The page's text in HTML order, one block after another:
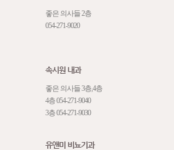
좋은 의사들 2층
054-271-9020
속시원 내과
좋은 의사들 3층,4층
4층054-271-9040
3층054-271-9030
유앤미 비뇨기과